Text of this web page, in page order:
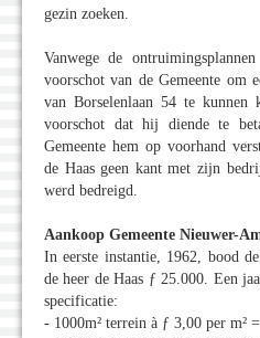
gezin zoeken.
Vanwege de
voorschot van de Gemeente om
van Borselenlaan 54 te
voorschot dat hij diende te
Gemeente hem op voorhand
de Haas geen kant met zijn
werd bedreigd.
Aankoop Gemeente Nieuwer-
In eerste instantie, 1962, bood
de heer de Haas ƒ 25.000. Een
specificatie:
- 1000m² terrein à ƒ 3,00 per m²